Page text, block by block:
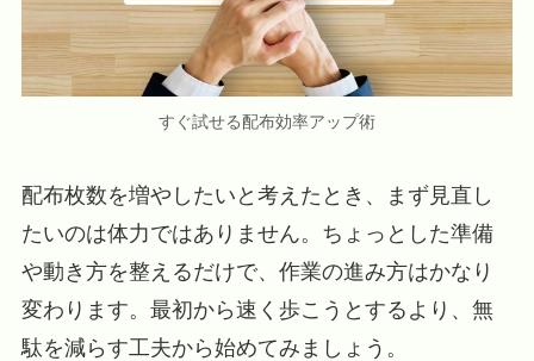
すぐ試せる配布効率アップ術
配布枚数を増やしたいと考えたとき、まず見直し
たいのは体力ではありません。ちょっとした準備
や動き方を整えるだけで、作業の進み方はかなり
変わります。最初から速く歩こうとするより、無
駄を減らす工夫から始めてみましょう。